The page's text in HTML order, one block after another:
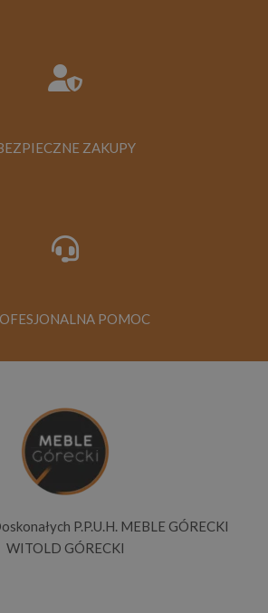
ZAKUPY
POMOC
P.P.U.H. MEBLE GÓRECKI
WITOLD GÓRECKI